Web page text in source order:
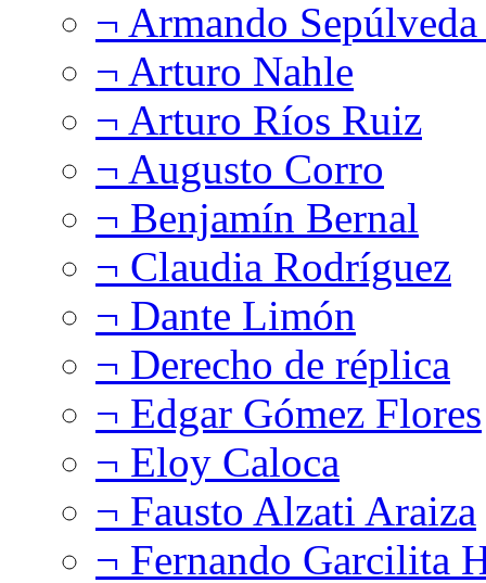
¬ Armando
¬ Arturo Nahle
¬ Arturo Ríos Ruiz
¬ Augusto Corro
¬ Benjamín Bernal
¬ Claudia Rodríguez
¬ Dante Limón
¬ Derecho de réplica
¬ Edgar Gómez Flores
¬ Eloy Caloca
¬ Fausto Alzati Araiza
¬ Fernando Garcilita